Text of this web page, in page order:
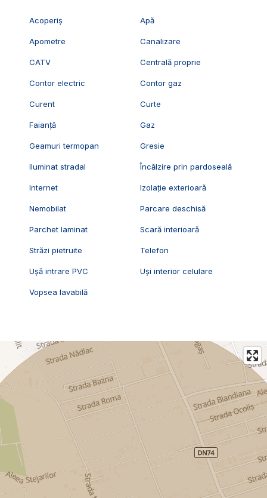
Acoperiș Apă
Apometre Canalizare
CATV Centrală proprie
Contor electric Contor gaz
Curent Curte
Faianță Gaz
Geamuri termopan Gresie
Iluminat stradal Încălzire prin pardoseală
Internet Izolație exterioară
Nemobilat Parcare deschisă
Parchet laminat Scară interioară
Străzi pietruite Telefon
Ușă intrare PVC Uși interior celulare
Vopsea lavabilă